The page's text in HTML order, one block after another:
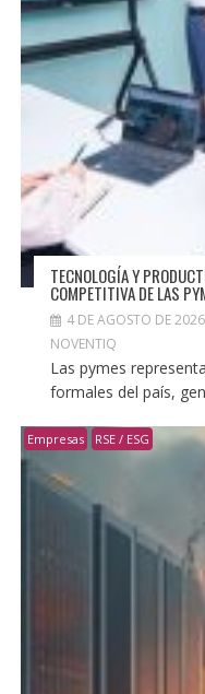
TECNOLOGÍA Y
COMPETITIVA DE LAS
4 DE AGOSTO DE 2026
NOVENTIQ
Las pymes
formales del país,
Empresas RSE / ESG